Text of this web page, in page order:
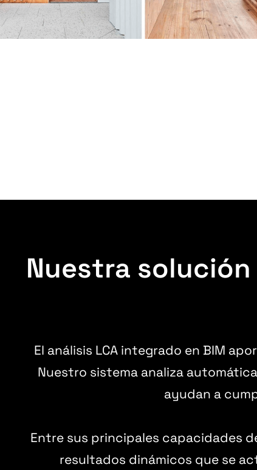
Nuestra
El análisis LCA integrado en BIM
Nuestro sistema analiza
ayudan a
Entre sus principales capacidades
resultados dinámicos que se